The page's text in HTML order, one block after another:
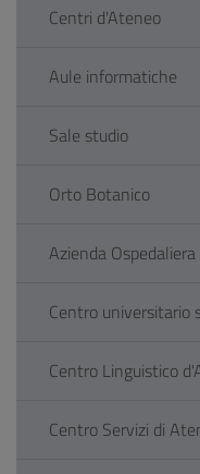
Centri d'Ateneo
Aule informatiche
Sale studio
Orto Botanico
Azienda
Centro universitario
Centro Linguistico
Centro Servizi di